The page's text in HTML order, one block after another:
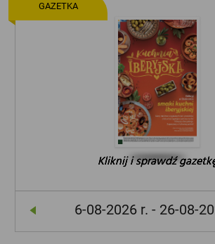
Kliknij i sprawdź
6-08-2026 r. - 26-08-
Kliknij i sprawdź
Kliknij i sprawdź
GAZETKA